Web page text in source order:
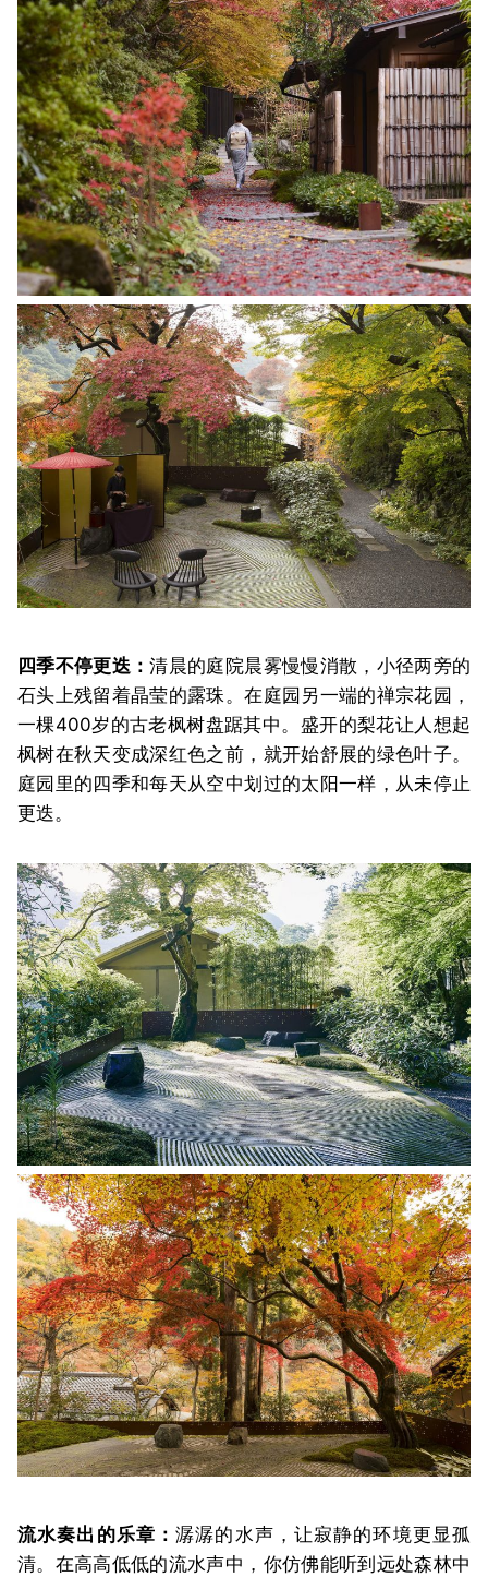
四季不停更迭：清晨的庭院晨雾慢慢消散，小径两旁的
石头上残留着晶莹的露珠。在庭园另一端的禅宗花园，
一棵400岁的古老枫树盘踞其中。盛开的梨花让人想起
枫树在秋天变成深红色之前，就开始舒展的绿色叶子。
庭园里的四季和每天从空中划过的太阳一样，从未停止
更迭。
流水奏出的乐章：潺潺的水声，让寂静的环境更显孤
清。在高高低低的流水声中，你仿佛能听到远处森林中